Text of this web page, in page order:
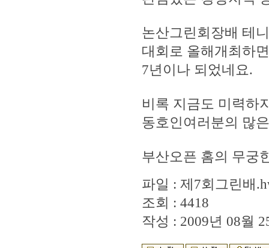
논산그린회장배 테
대회로 올해개최하
7년이나 되었네요.
비록 지금도 미력하
동호인여러분의 많
부산오픈 홈의 무궁
파일 : 제7회그린배
조회 : 4418
작성 : 2009년 08월